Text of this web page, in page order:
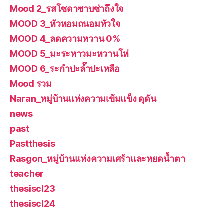
Mood 2_รสโซดาซาบซ่าถึงใจ
MOOD 3_หัวหอมถนอมหัวใจ
MOOD 4_ลดความหวาน 0%
MOOD 5_มะระหาวมะหวานโห่
MOOD 6_ระกำปะล๊ำปะเหลือ
Mood รวม
Naran_หมู่บ้านแห่งความเข้มแข็ง ดุดัน
news
past
Pastthesis
Rasgon_หมู่บ้านแห่งความเศร้าและหยดน้ำตา
teacher
thesiscl23
thesiscl24